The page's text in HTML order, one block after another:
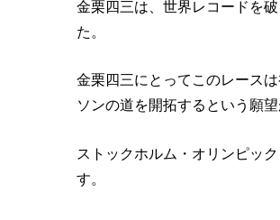
金栗四三は、世界レコードを
た。
金栗四三にとってこのレース
ソンの道を開拓するという願望
ストックホルム・オリンピッ
す。